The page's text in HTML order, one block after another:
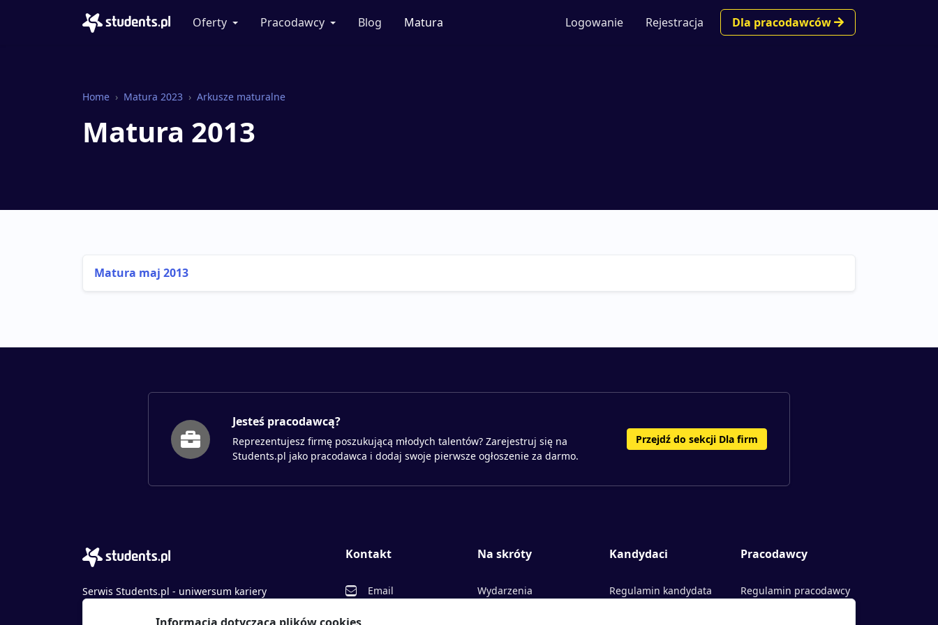
Oferty Pracodawcy Blog Matura Logowanie Rejestracja Dla pracodawców
Home Matura 2023 Arkusze maturalne
Matura 2013
Matura maj 2013
Jesteś pracodawcą?
Reprezentujesz firmę poszukującą młodych talentów? Zarejestruj się na
Students.pl jako pracodawca i dodaj swoje pierwsze ogłoszenie za darmo.
Przejdź do sekcji Dla firm
Serwis Students.pl - uniwersum kariery
© 2026 - Wszelkie prawa zastrzeżone
Kontakt
Email
Na skróty
Wydarzenia
Kandydaci
Regulamin kandydata
Pracodawcy
Regulamin pracodawcy